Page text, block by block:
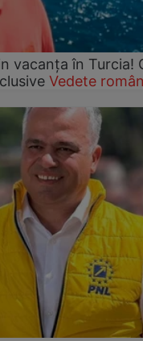
vacanța în Turcia!
Vedete